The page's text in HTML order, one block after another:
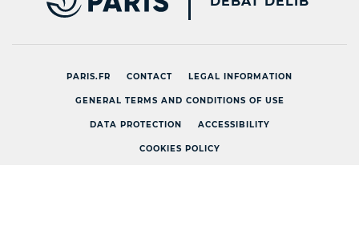
PARIS.FR CONTACT LEGAL INFORMATION
GENERAL TERMS AND CONDITIONS OF USE
DATA PROTECTION ACCESSIBILITY
COOKIES POLICY